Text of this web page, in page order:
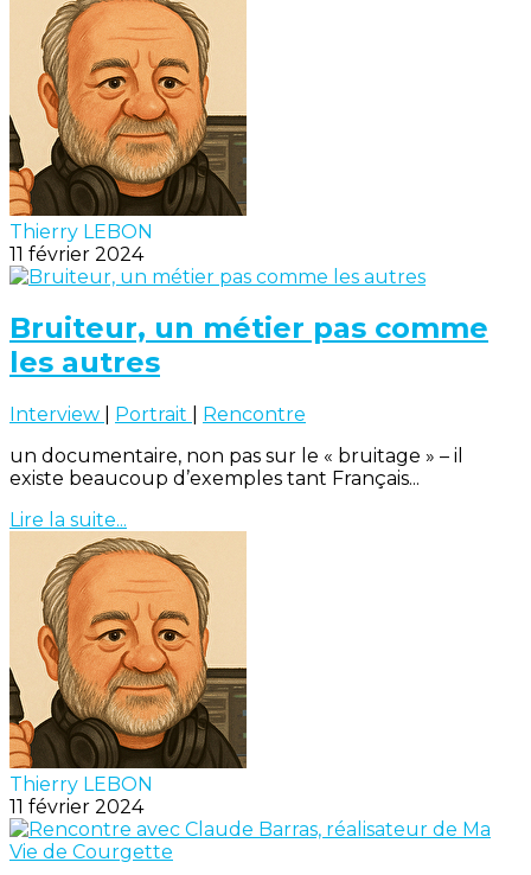
Thierry LEBON
11 février 2024
Bruiteur, un métier pas comme
les autres
Interview Portrait
Rencontre
un documentaire, non pas sur le « bruitage » – il
existe beaucoup d’exemples tant Français...
Lire la suite...
Thierry LEBON
11 février 2024